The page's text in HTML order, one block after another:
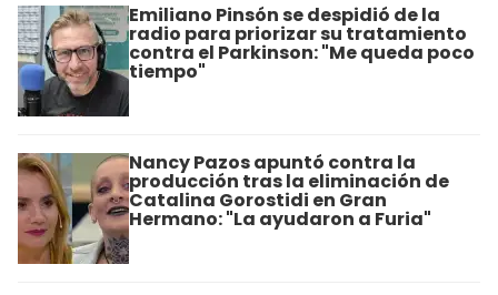
Emiliano Pinsón se despidió de la
radio para priorizar su tratamiento
contra el Parkinson: "Me queda poco
tiempo"
Nancy Pazos apuntó contra la
producción tras la eliminación de
Catalina Gorostidi en Gran
Hermano: "La ayudaron a Furia"